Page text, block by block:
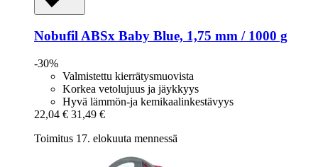
Nobufil ABSx Baby Blue, 1,75 mm / 1000 g
-30%
Valmistettu kierrätysmuovista
Korkea vetolujuus ja jäykkyys
Hyvä lämmön-ja kemikaalinkestävyys
22,04 € 31,49 €
Toimitus 17. elokuuta mennessä